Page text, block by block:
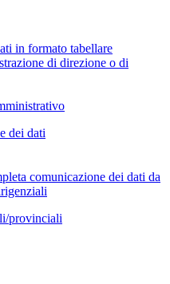
in formato tabellare
di direzione o di
dei dati
comunicazione dei dati da
provinciali